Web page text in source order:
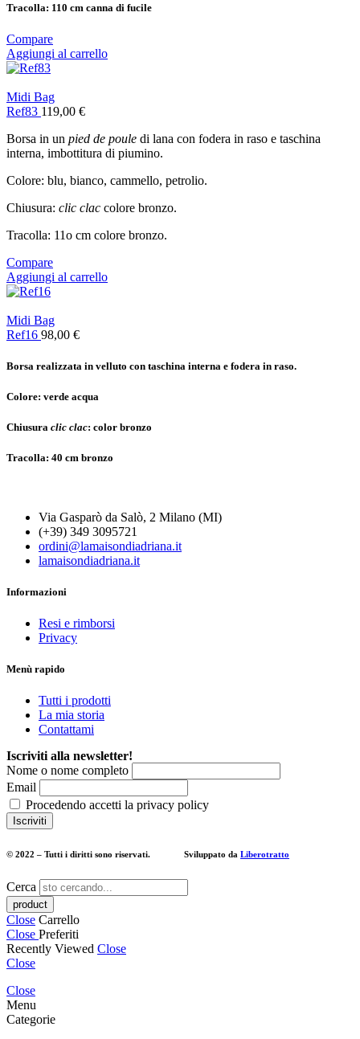
Tracolla: 110 cm canna di fucile
Compare
Aggiungi al carrello
Midi Bag
Ref83 119,00 €
Borsa in un pied de poule di lana con fodera in raso e taschina
interna, imbottitura di piumino.
Colore: blu, bianco, cammello, petrolio.
Chiusura: clic clac colore bronzo.
Tracolla: 11o cm colore bronzo.
Compare
Aggiungi al carrello
Midi Bag
Ref16 98,00 €
Borsa realizzata in velluto con taschina interna e fodera in raso.
Colore: verde acqua
Chiusura clic clac: color bronzo
Tracolla: 40 cm bronzo
Via Gasparò da Salò, 2 Milano (MI)
(+39) 349 3095721
ordini@lamaisondiadriana.it
lamaisondiadriana.it
Informazioni
Resi e rimborsi
Privacy
Menù rapido
Tutti i prodotti
La mia storia
Contattami
Iscriviti alla newsletter!
Nome o nome completo
Email
Procedendo accetti la privacy policy
© 2022 – Tutti i diritti sono riservati. Sviluppato da Liberotratto
Cerca
Close Carrello
Close Preferiti
Recently Viewed Close
Close
Close
Menu
Categorie